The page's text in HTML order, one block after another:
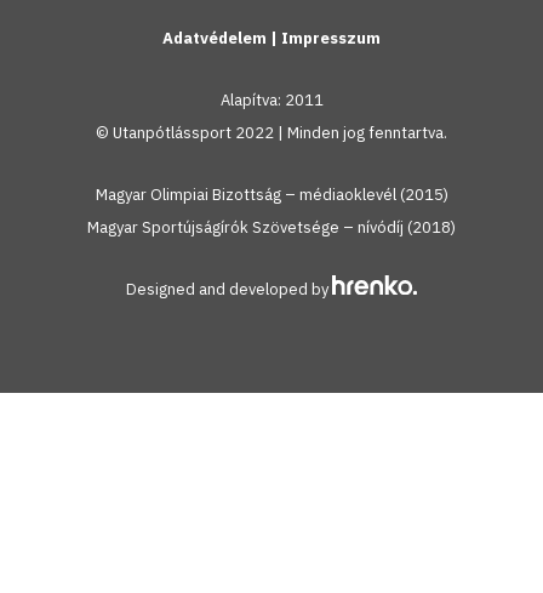
Adatvédelem | Impresszum
Alapítva: 2011
© Utanpótlássport 2022 | Minden jog fenntartva.
Magyar Olimpiai Bizottság – médiaoklevél (2015)
Magyar Sportújságírók Szövetsége – nívódíj (2018)
Designed and developed by